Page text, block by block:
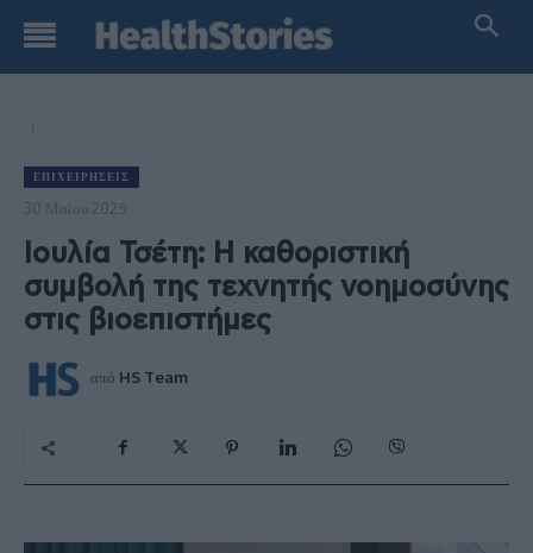
ΕΠΙΧΕΙΡΉΣΕΙΣ
30 Μαΐου 2025
Ιουλία Τσέτη: Η καθοριστική
συμβολή της τεχνητής νοημοσύνης
στις βιοεπιστήμες
από HS Team